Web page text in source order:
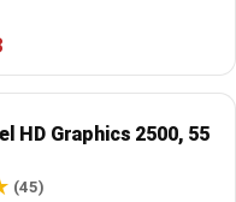
HD Graphics 2500, 55
(45)